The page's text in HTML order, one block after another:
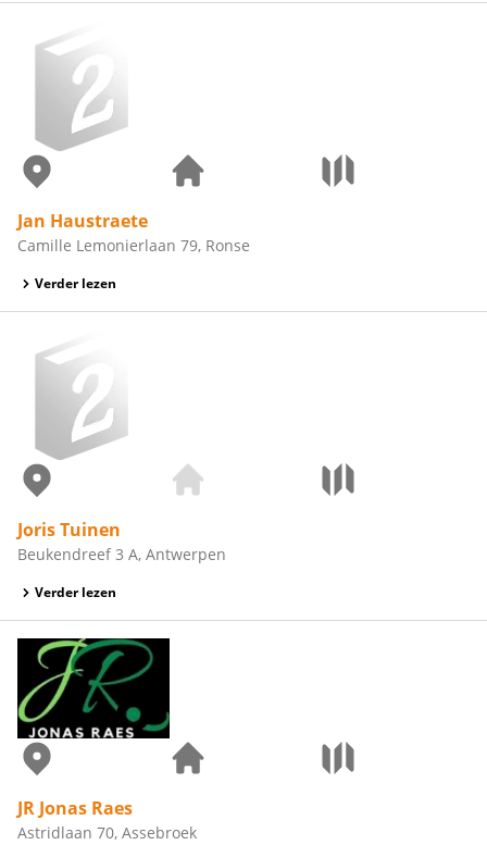
Jan Haustraete
Camille Lemonierlaan 79, Ronse
Verder lezen
Joris Tuinen
Beukendreef 3 A, Antwerpen
Verder lezen
JR Jonas Raes
Astridlaan 70, Assebroek